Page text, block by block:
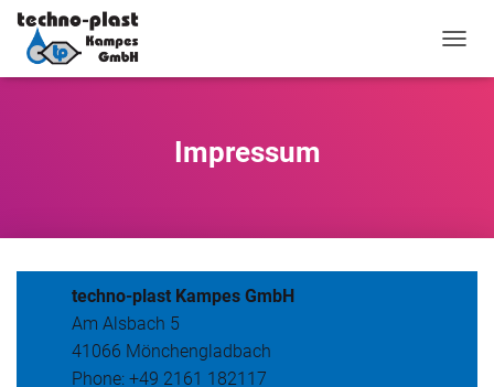
A
Impressum
techno-plast Kampes GmbH
Am Alsbach 5
41066 Mönchengladbach
Phone: +49 2161 182117